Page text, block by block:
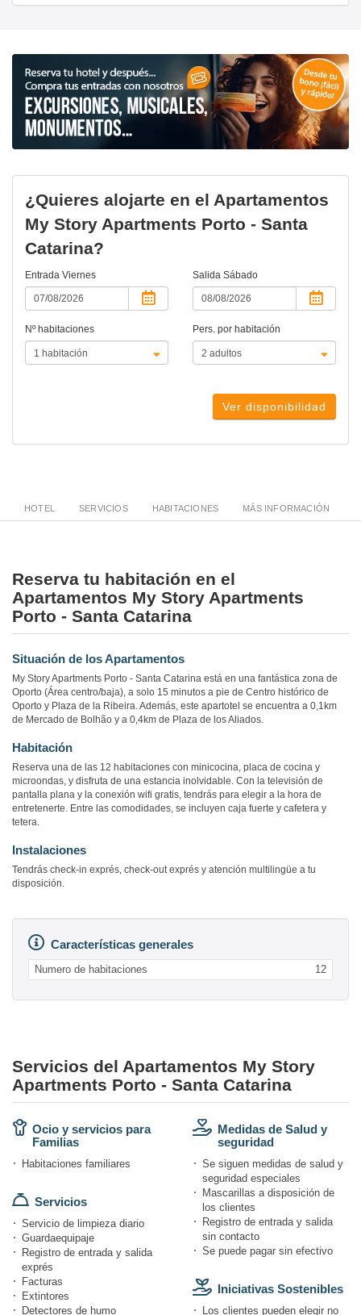
¿Quieres alojarte en el Apartamentos
My Story Apartments Porto - Santa
Catarina?
Entrada Viernes Salida Sábado
Nº habitaciones Pers. por habitación
Ver disponibilidad
HOTEL SERVICIOS HABITACIONES MÁS INFORMACIÓN
Reserva tu habitación en el
Apartamentos My Story Apartments
Porto - Santa Catarina
Situación de los Apartamentos
My Story Apartments Porto - Santa Catarina está en una fantástica zona de
Oporto (Área centro/baja), a solo 15 minutos a pie de Centro histórico de
Oporto y Plaza de la Ribeira. Además, este apartotel se encuentra a 0,1km
de Mercado de Bolhão y a 0,4km de Plaza de los Aliados.
Habitación
Reserva una de las 12 habitaciones con minicocina, placa de cocina y
microondas, y disfruta de una estancia inolvidable. Con la televisión de
pantalla plana y la conexión wifi gratis, tendrás para elegir a la hora de
entretenerte. Entre las comodidades, se incluyen caja fuerte y cafetera y
tetera.
Instalaciones
Tendrás check-in exprés, check-out exprés y atención multilingüe a tu
disposición.
Características generales
Numero de habitaciones 12
Servicios del Apartamentos My Story
Apartments Porto - Santa Catarina
Ocio y servicios para
Familias
Habitaciones familiares
Servicios
Servicio de limpieza diario
Guardaequipaje
Registro de entrada y salida
exprés
Facturas
Extintores
Detectores de humo
Medidas de Salud y
seguridad
Se siguen medidas de salud y
seguridad especiales
Mascarillas a disposición de
los clientes
Registro de entrada y salida
sin contacto
Se puede pagar sin efectivo
Iniciativas Sostenibles
Los clientes pueden elegir no